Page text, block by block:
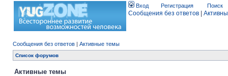
Вход Регистрация Поиск
Сообщения без ответов
Сообщения без ответов | Активные темы
Список форумов
Активные темы